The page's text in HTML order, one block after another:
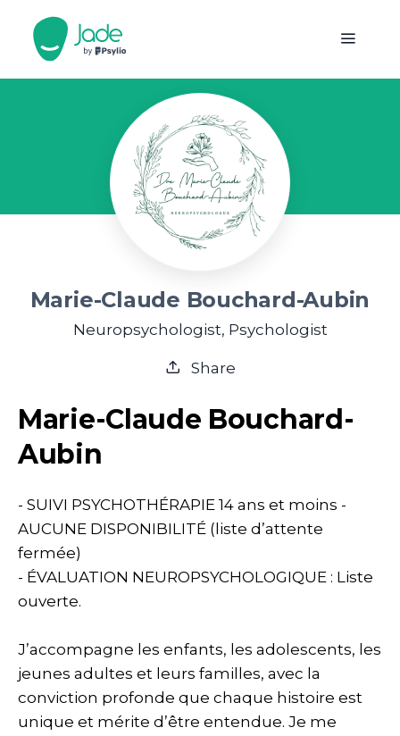
Marie-Claude Bouchard-Aubin
Neuropsychologist, Psychologist
Share
Marie-Claude Bouchard-
Aubin
- SUIVI PSYCHOTHÉRAPIE 14 ans et moins -
AUCUNE DISPONIBILITÉ (liste d’attente
fermée)
- ÉVALUATION NEUROPSYCHOLOGIQUE : Liste
ouverte.
J’accompagne les enfants, les adolescents, les
jeunes adultes et leurs familles, avec la
conviction profonde que chaque histoire est
unique et mérite d’être entendue. Je me